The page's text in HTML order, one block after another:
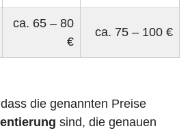
ca. 65 – 80
€
ca. 75 – 100 €
die genannten Preise
sind, die genauen